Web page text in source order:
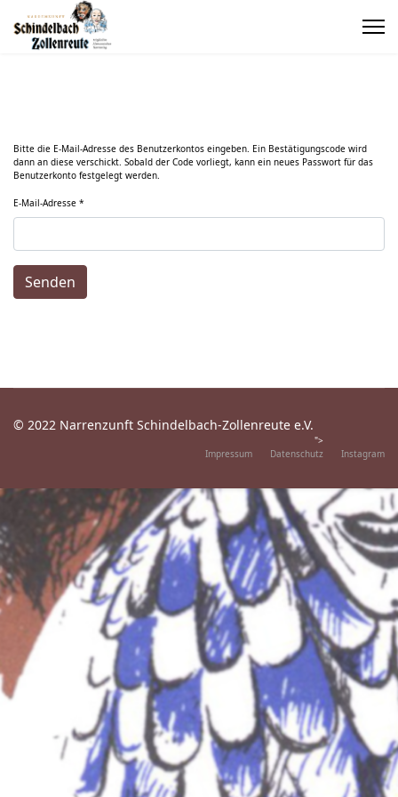
Bitte die E-Mail-Adresse des Benutzerkontos eingeben. Ein Bestätigungscode wird
dann an diese verschickt. Sobald der Code vorliegt, kann ein neues Passwort für das
Benutzerkonto festgelegt werden.
E-Mail-Adresse *
Senden
© 2022 Narrenzunft Schindelbach-Zollenreute e.V.
Impressum
">
Datenschutz
Instagram